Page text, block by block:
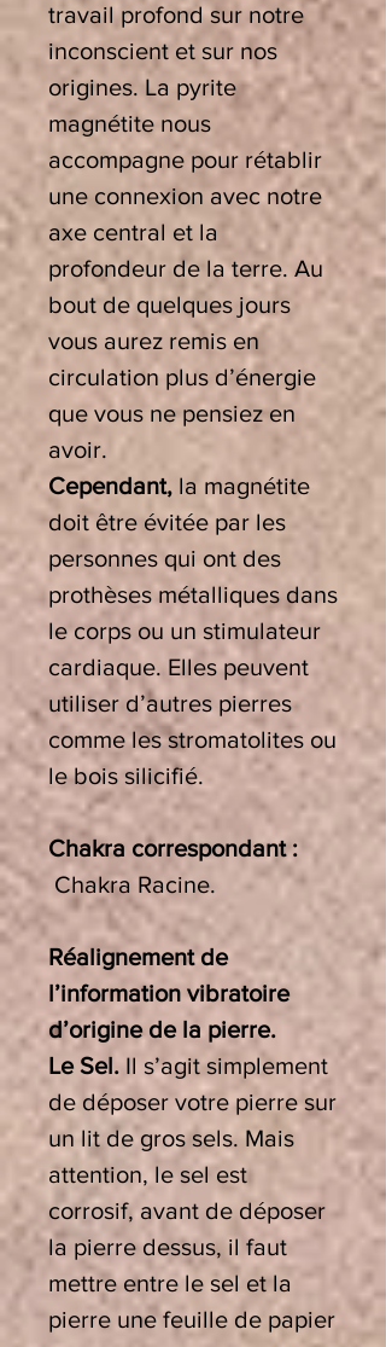
travail profond sur notre
inconscient et sur nos
origines. La pyrite
magnétite nous
accompagne pour rétablir
une connexion avec notre
axe central et la
profondeur de la terre. Au
bout de quelques jours
vous aurez remis en
circulation plus d’énergie
que vous ne pensiez en
avoir.
Cependant, la magnétite
doit être évitée par les
personnes qui ont des
prothèses métalliques dans
le corps ou un stimulateur
cardiaque. Elles peuvent
utiliser d’autres pierres
comme les stromatolites ou
le bois silicifié.
Chakra correspondant :
Chakra Racine.
Réalignement de
l’information vibratoire
d’origine de la pierre.
Le Sel. Il s’agit simplement
de déposer votre pierre sur
un lit de gros sels. Mais
attention, le sel est
corrosif, avant de déposer
la pierre dessus, il faut
mettre entre le sel et la
pierre une feuille de papier